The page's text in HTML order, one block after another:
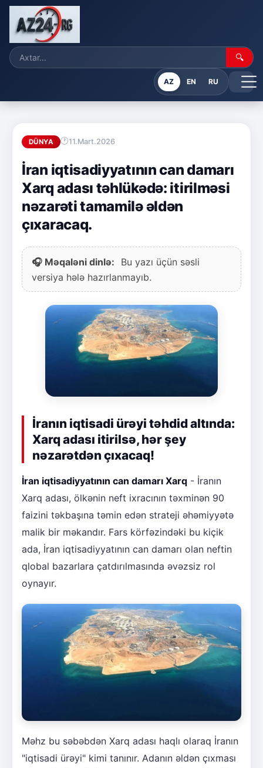
🔍
AZ EN RU
DÜNYA 11.Mart.2026
İran iqtisadiyyatının can damarı
Xarq adası təhlükədə: itirilməsi
nəzarəti tamamilə əldən
çıxaracaq.
🎧 Məqaləni dinlə:
Bu yazı üçün səsli
versiya hələ hazırlanmayıb.
İranın iqtisadi ürəyi təhdid altında:
Xarq adası itirilsə, hər şey
nəzarətdən çıxacaq!
İran iqtisadiyyatının can damarı Xarq - İranın
Xarq adası, ölkənin neft ixracının təxminən 90
faizini təkbaşına təmin edən strateji əhəmiyyətə
malik bir məkandır. Fars körfəzindəki bu kiçik
ada, İran iqtisadiyyatının can damarı olan neftin
qlobal bazarlara çatdırılmasında əvəzsiz rol
oynayır.
Məhz bu səbəbdən Xarq adası haqlı olaraq İranın
"iqtisadi ürəyi" kimi tanınır. Adanın əldən çıxması